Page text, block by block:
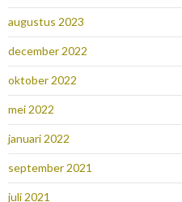
augustus 2023
december 2022
oktober 2022
mei 2022
januari 2022
september 2021
juli 2021